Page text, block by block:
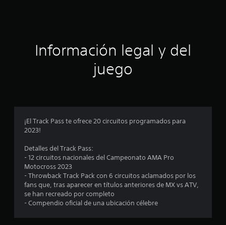
Información legal y del
juego
¡El Track Pass te ofrece 20 circuitos programados para
2023!
Detalles del Track Pass:
- 12 circuitos nacionales del Campeonato AMA Pro
Motocross 2023
- Throwback Track Pack con 6 circuitos aclamados por los
fans que, tras aparecer en títulos anteriores de MX vs ATV,
se han recreado por completo
- Compendio oficial de una ubicación célebre